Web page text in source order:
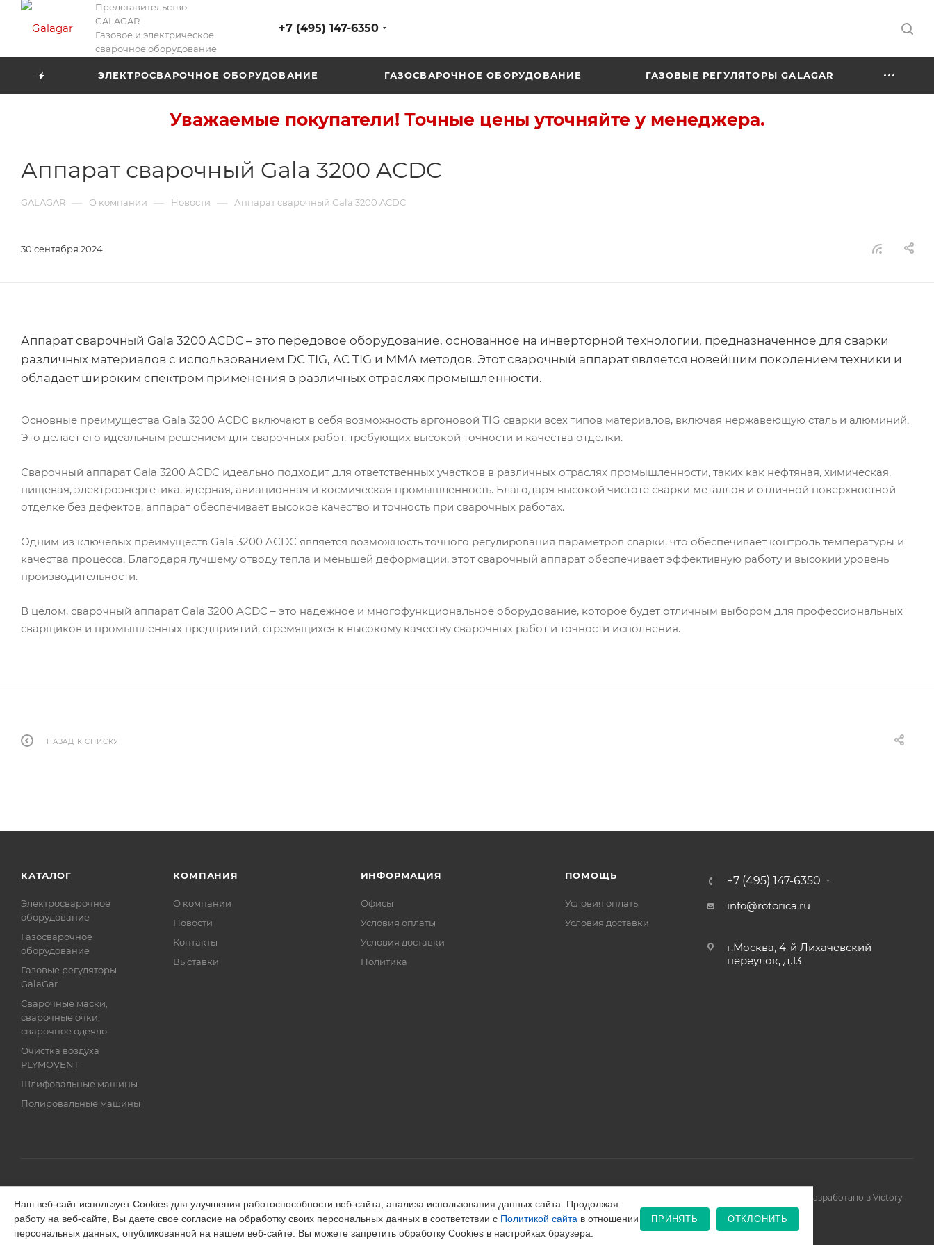
Представительство
GALAGAR
Газовое и электрическое
сварочное оборудование
+7 (495) 147-6350
ЭЛЕКТРОСВАРОЧНОЕ ОБОРУДОВАНИЕ ГАЗОСВАРОЧНОЕ ОБОРУДОВАНИЕ ГАЗОВЫЕ РЕГУЛЯТОРЫ GALAGAR
Уважаемые покупатели! Точные цены уточняйте у менеджера.
Аппарат сварочный Gala 3200 ACDC
GALAGAR — О компании — Новости — Аппарат сварочный Gala 3200 ACDC
30 сентября 2024
Аппарат сварочный Gala 3200 ACDC – это передовое оборудование, основанное на инверторной технологии, предназначенное для сварки
различных материалов с использованием DC TIG, AC TIG и ММА методов. Этот сварочный аппарат является новейшим поколением техники и
обладает широким спектром применения в различных отраслях промышленности.
Основные преимущества Gala 3200 ACDC включают в себя возможность аргоновой TIG сварки всех типов материалов, включая нержавеющую сталь и алюминий.
Это делает его идеальным решением для сварочных работ, требующих высокой точности и качества отделки.
Сварочный аппарат Gala 3200 ACDC идеально подходит для ответственных участков в различных отраслях промышленности, таких как нефтяная, химическая,
пищевая, электроэнергетика, ядерная, авиационная и космическая промышленность. Благодаря высокой чистоте сварки металлов и отличной поверхностной
отделке без дефектов, аппарат обеспечивает высокое качество и точность при сварочных работах.
Одним из ключевых преимуществ Gala 3200 ACDC является возможность точного регулирования параметров сварки, что обеспечивает контроль температуры и
качества процесса. Благодаря лучшему отводу тепла и меньшей деформации, этот сварочный аппарат обеспечивает эффективную работу и высокий уровень
производительности.
В целом, сварочный аппарат Gala 3200 ACDC – это надежное и многофункциональное оборудование, которое будет отличным выбором для профессиональных
сварщиков и промышленных предприятий, стремящихся к высокому качеству сварочных работ и точности исполнения.
НАЗАД К СПИСКУ
КАТАЛОГ
Электросварочное
оборудование
Газосварочное
оборудование
Газовые регуляторы
GalaGar
Сварочные маски,
сварочные очки,
сварочное одеяло
Очистка воздуха
PLYMOVENT
Шлифовальные машины
Полировальные машины
КОМПАНИЯ
О компании
Новости
Контакты
Выставки
ИНФОРМАЦИЯ
Офисы
Условия оплаты
Условия доставки
Политика
ПОМОЩЬ
Условия оплаты
Условия доставки
+7 (495) 147-6350
info@rotorica.ru
г.Москва, 4-й Лихачевский
переулок, д.13
Разработано в Victory
Наш веб-сайт использует Cookies для улучшения работоспособности веб-сайта, анализа использования данных сайта. Продолжая
работу на веб-сайте, Вы даете свое согласие на обработку своих персональных данных в соответствии с Политикой сайта в отношении
персональных данных, опубликованной на нашем веб-сайте. Вы можете запретить обработку Cookies в настройках браузера.
ПРИНЯТЬ ОТКЛОНИТЬ